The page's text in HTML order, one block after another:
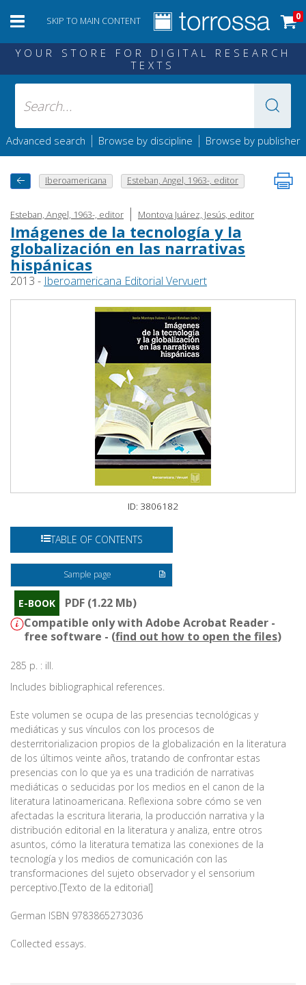
SKIP TO MAIN CONTENT 0
YOUR STORE FOR DIGITAL RESEARCH
TEXTS
Advanced search | Browse by discipline | Browse by publisher
Iberoamericana Esteban, Angel, 1963-, editor
Esteban, Angel, 1963-, editor | Montoya Juárez, Jesús, editor
Imágenes de la tecnología y la
globalización en las narrativas
hispánicas
2013 - Iberoamericana Editorial Vervuert
ID: 3806182
TABLE OF CONTENTS
Sample page
E-BOOK
PDF (1.22 Mb)
Compatible only with Adobe Acrobat Reader -
free software - (find out how to open the files)
285 p. : ill.
Includes bibliographical references.
Este volumen se ocupa de las presencias tecnológicas y
mediáticas y sus vínculos con los procesos de
desterritorializacion propios de la globalización en la literatura
de los últimos veinte años, tratando de confrontar estas
presencias con lo que ya es una tradición de narrativas
mediáticas o seducidas por los medios en el canon de la
literatura latinoamericana. Reflexiona sobre cómo se ven
afectadas la escritura literaria, la producción narrativa y la
distribución editorial en la literatura y analiza, entre otros
asuntos, cómo la literatura tematiza las conexiones de la
tecnología y los medios de comunicación con las
transformaciones del sujeto observador y el sensorium
perceptivo.[Texto de la editorial]
German ISBN 9783865273036
Collected essays.